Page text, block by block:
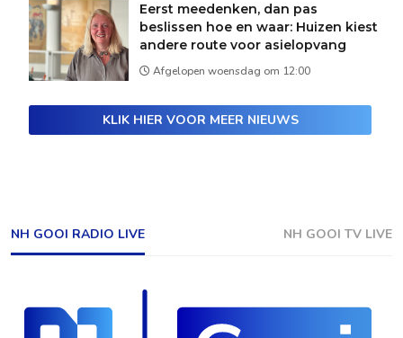
Eerst meedenken, dan pas
beslissen hoe en waar: Huizen kiest
andere route voor asielopvang
Afgelopen woensdag om 12:00
KLIK HIER VOOR MEER NIEUWS
NH GOOI RADIO LIVE NH GOOI TV LIVE